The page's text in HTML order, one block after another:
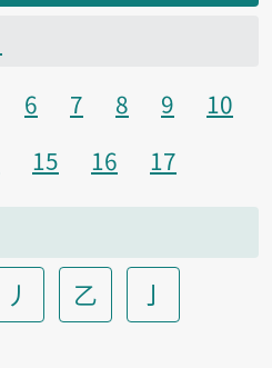
6 7 8 9
10
15 16 17
丿 乙 亅